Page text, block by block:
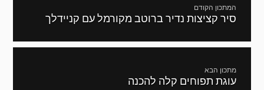
המתכון הקודם
מתכון
סיר קציצות נדיר ברוטב מקורמל עם קניידלך
מתכון הבא
המתכון
עוגת תפוחים קלה להכנה